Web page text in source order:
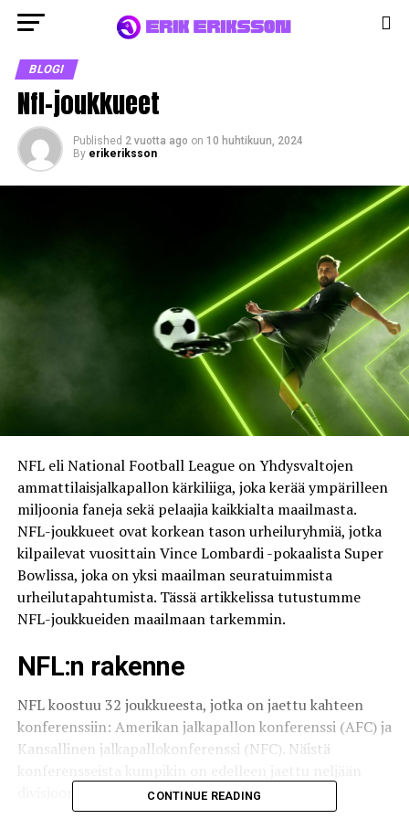
BLOGI
Nfl-joukkueet
Published 2 vuotta ago on 10 huhtikuun, 2024
By erikeriksson
NFL eli National Football League on Yhdysvaltojen
ammattilaisjalkapallon kärkiliiga, joka kerää ympärilleen
miljoonia faneja sekä pelaajia kaikkialta maailmasta.
NFL-joukkueet ovat korkean tason urheiluryhmiä, jotka
kilpailevat vuosittain Vince Lombardi -pokaalista Super
Bowlissa, joka on yksi maailman seuratuimmista
urheilutapahtumista. Tässä artikkelissa tutustumme
NFL-joukkueiden maailmaan tarkemmin.
NFL:n rakenne
NFL koostuu 32 joukkueesta, jotka on jaettu kahteen
konferenssiin: Amerikan jalkapallon konferenssi (AFC) ja
Kansallinen jalkapallokonferenssi (NFC). Näistä
divisioonaan: itä, länsi, pohjoinen ja etelä.
CONTINUE READING